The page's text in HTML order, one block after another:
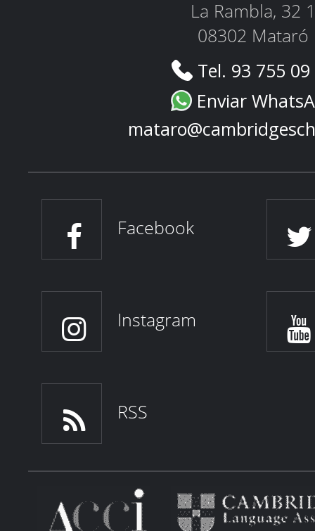
La Rambla, 32 1
08302 Mataró
Tel. 93 755
Enviar
Facebook
Instagram
RSS